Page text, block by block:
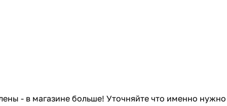
- в магазине больше! Уточняйте что именно нужно